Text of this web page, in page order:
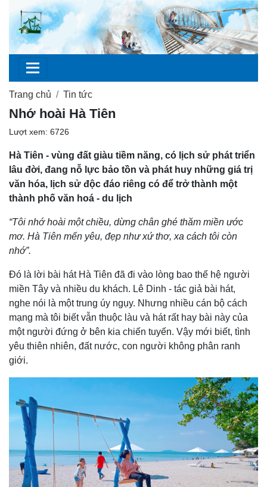
Trang chủ Tin tức
Nhớ hoài Hà Tiên
Lượt xem: 6726
Hà Tiên - vùng đất giàu tiềm năng, có lịch sử phát triển
lâu đời, đang nỗ lực bảo tồn và phát huy những giá trị
văn hóa, lịch sử độc đáo riêng có để trở thành một
thành phố văn hoá - du lịch
“Tôi nhớ hoài một chiều, dừng chân ghé thăm miền ước
mơ. Hà Tiên mến yêu, đẹp như xứ thơ, xa cách tôi còn
nhớ”.
Đó là lời bài hát Hà Tiên đã đi vào lòng bao thế hệ người
miền Tây và nhiều du khách. Lê Dinh - tác giả bài hát,
nghe nói là một trung úy ngụy. Nhưng nhiều cán bộ cách
mạng mà tôi biết vẫn thuộc làu và hát rất hay bài này của
một người đứng ở bên kia chiến tuyến. Vậy mới biết, tình
yêu thiên nhiên, đất nước, con người không phân ranh
giới.